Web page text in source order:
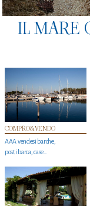
IL MARE
COMPRO&VENDO
AAA vendesi barche,
posti barca, case…